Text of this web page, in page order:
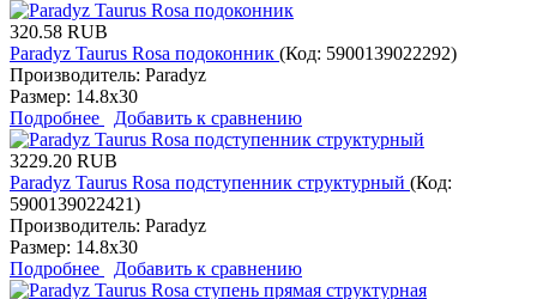
320.58 RUB
Paradyz Taurus Rosa подоконник (Код: 5900139022292)
Производитель: Paradyz
Размер: 14.8x30
Подробнее
Добавить к сравнению
3229.20 RUB
Paradyz Taurus Rosa подступенник структурный (Код:
5900139022421)
Производитель: Paradyz
Размер: 14.8x30
Подробнее
Добавить к сравнению